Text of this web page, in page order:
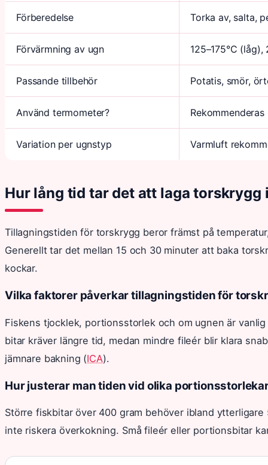
Förberedelse Torka av, salta,
Förvärmning av ugn 125–175°C
Passande tillbehör Potatis, smör,
Använd termometer? Rekommenderas
Variation per ugnstyp Varmluft
Hur lång tid tar det att laga torskrygg
Tillagningstiden för torskrygg beror främst på
Generellt tar det mellan 15 och 30 minuter att baka
kockar.
Vilka faktorer påverkar tillagningstiden för
Fiskens tjocklek, portionsstorlek och om ugnen är
bitar kräver längre tid, medan mindre fileér blir klara
jämnare bakning (ICA).
Hur justerar man tiden vid olika
Större fiskbitar över 400 gram behöver ibland
inte riskera överkokning. Små fileér eller portionsbitar